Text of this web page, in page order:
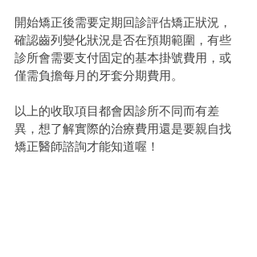
開始矯正後需要定期回診評估矯正狀況，
確認齒列變化狀況是否在預期範圍，有些
診所會需要支付固定的基本掛號費用，或
僅需負擔每月的牙套分期費用。
以上的收取項目都會因診所不同而有差
異，想了解實際的治療費用還是要親自找
矯正醫師諮詢才能知道喔！